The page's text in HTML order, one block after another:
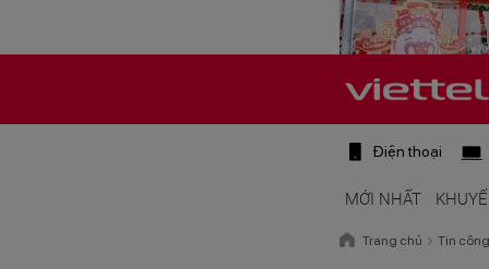
Điện thoại
MỚI NHẤT
Trang chủ Tin